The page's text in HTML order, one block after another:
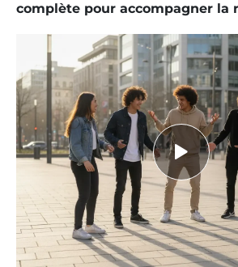
complète pour accompagner la